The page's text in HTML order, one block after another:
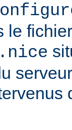
le fichier